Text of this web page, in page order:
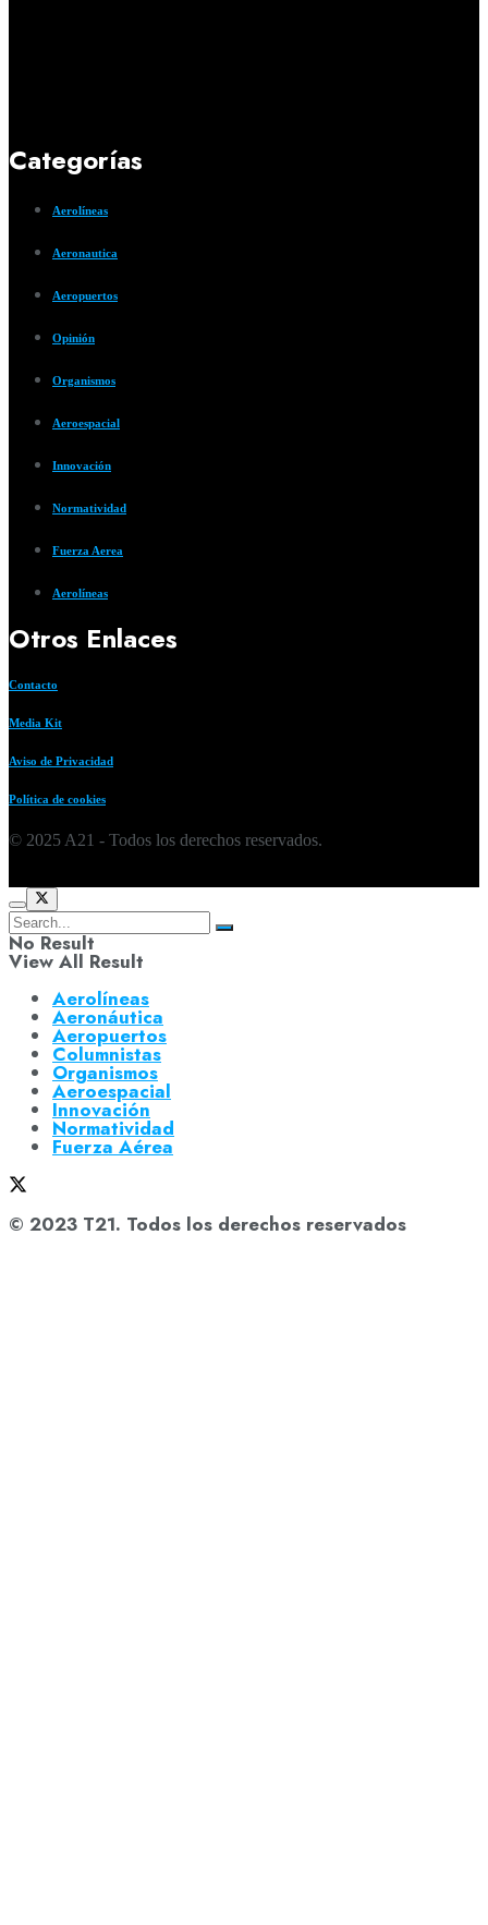
Categorías
Aerolíneas
Aeronautica
Aeropuertos
Opinión
Organismos
Aeroespacial
Innovación
Normatividad
Fuerza Aerea
Aerolíneas
Otros Enlaces
Contacto
Media Kit
Aviso de Privacidad
Política de cookies
© 2025 A21 - Todos los derechos reservados.
No Result
View All Result
Aerolíneas
Aeronáutica
Aeropuertos
Columnistas
Organismos
Aeroespacial
Innovación
Normatividad
Fuerza Aérea
© 2023 T21. Todos los derechos reservados